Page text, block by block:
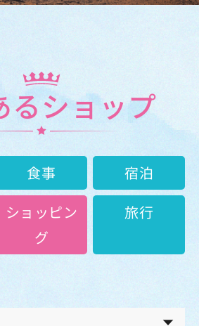
るショップ
食事
宿泊
ショッピン
グ
旅行